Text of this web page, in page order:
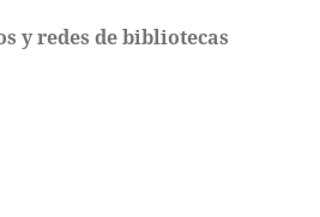
y redes de bibliotecas